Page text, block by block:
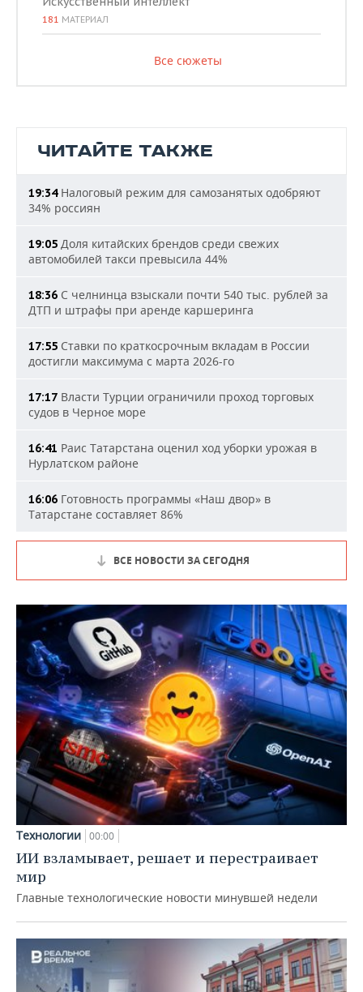
181 МАТЕРИАЛ
Все сюжеты
ЧИТАЙТЕ ТАКЖЕ
19:34Налоговый режим для самозанятых одобряют
34% россиян
19:05 Доля китайских брендов среди свежих
автомобилей такси превысила 44%
18:36 С челнинца взыскали почти 540 тыс. рублей за
ДТП и штрафы при аренде каршеринга
17:55 Ставки по краткосрочным вкладам в России
достигли максимума с марта 2026-го
17:17 Власти Турции ограничили проход торговых
судов в Черное море
16:41 Раис Татарстана оценил ход уборки урожая в
Нурлатском районе
16:06 Готовность программы «Наш двор» в
Татарстане составляет 86%
ВСЕ НОВОСТИ ЗА СЕГОДНЯ
Технологии 00:00
ИИ взламывает, решает и перестраивает
мир
Главные технологические новости минувшей недели